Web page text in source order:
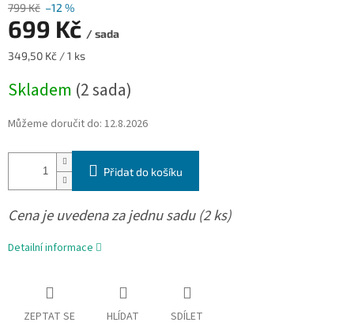
799 Kč –12 %
699 Kč / sada
Měrná
349,50 Kč / 1 ks
Skladem (2 sada)
Můžeme doručit do: 12.8.2026
Přidat do košíku
Cena je uvedena za jednu sadu (2 ks)
Detailní informace
ZEPTAT SE HLÍDAT SDÍLET